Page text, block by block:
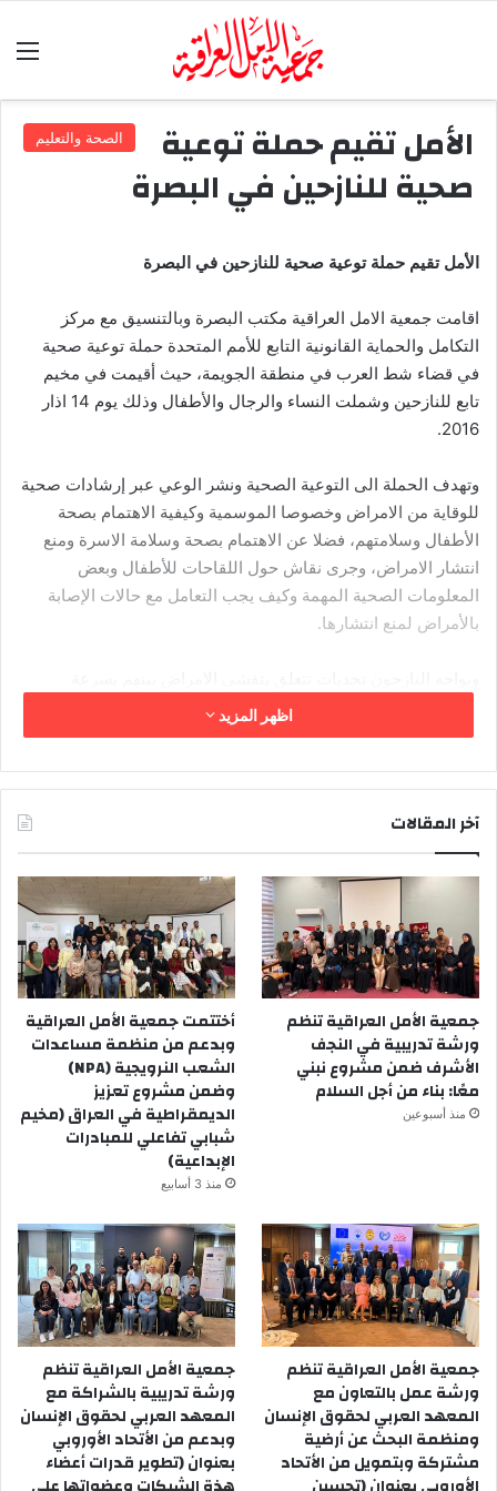
الصحة والتعليم الأمل تقيم حملة توعية
صحية للنازحين في البصرة
الأمل تقيم حملة توعية صحية للنازحين في البصرة
اقامت جمعية الامل العراقية مكتب البصرة وبالتنسيق مع مركز
التكامل والحماية القانونية التابع للأمم المتحدة حملة توعية صحية
في قضاء شط العرب في منطقة الجويمة، حيث أقيمت في مخيم
تابع للنازحين وشملت النساء والرجال والأطفال وذلك يوم 14 اذار
2016.
وتهدف الحملة الى التوعية الصحية ونشر الوعي عبر إرشادات صحية
للوقاية من الامراض وخصوصا الموسمية وكيفية الاهتمام بصحة
الأطفال وسلامتهم، فضلا عن الاهتمام بصحة وسلامة الاسرة ومنع
انتشار الامراض، وجرى نقاش حول اللقاحات للأطفال وبعض
المعلومات الصحية المهمة وكيف يجب التعامل مع حالات الإصابة
بالأمراض لمنع انتشارها.
وخصوصا في المخيمات، كما تم خلال النشاط توزيع سلة صحية
تتضمن بعض المواد اللازمة للوقاية الصحية من الامراض.
على صعيد اخر اقام مكتب البصرة أيضا ورشة للتركيز على دور
المرأة في المجتمع وأقيمت بتاريخ 9 اذار في منطقة خمس ميل في
النساء، وجرى نقاش عده مواضيع منها المساواة بين الجنسين وما
يتعلق بها من تفاصيل.
اظهر المزيد
آخر المقالات
جمعية الأمل العراقية تنظم
ورشة تدريبية في النجف
الأشرف ضمن مشروع نبني
معًا: بناء من أجل السلام
منذ أسبوعين
أختتمت جمعية الأمل العراقية
وبدعم من منظمة مساعدات
الشعب النرويجية (NPA)
وضمن مشروع تعزيز
الديمقراطية في العراق (مخيم
شبابي تفاعلي للمبادرات
الإبداعية)
منذ 3 أسابيع
جمعية الأمل العراقية تنظم
ورشة عمل بالتعاون مع
المعهد العربي لحقوق الإنسان
ومنظمة البحث عن أرضية
مشتركة وبتمويل من الأتحاد
جمعية الأمل العراقية تنظم
ورشة تدريبية بالشراكة مع
المعهد العربي لحقوق الإنسان
وبدعم من الأتحاد الأوروبي
بعنوان (تطوير قدرات أعضاء